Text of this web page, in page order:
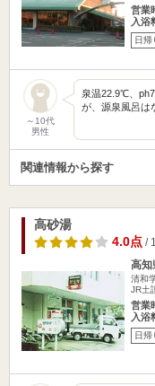
営業
入浴
日帰
～10代
男性
泉温22.9℃、
が、源泉風呂は
関連情報から探す
高砂湯
4.0点/
高知
清和
JR土
営業
入浴
日帰